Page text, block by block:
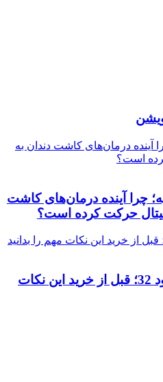
آینده درمان‌های کاشت دندان به
است؟
چرا آینده درمان‌های کاشت
حرکت کرده است؟
راهنمای خرید محصولات نود 32؛ قبل از خرید این نکات